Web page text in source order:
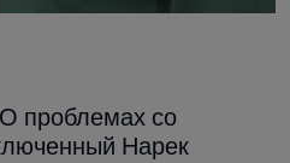
проблемах со
Нарек